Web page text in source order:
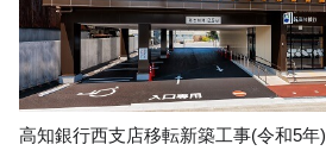
高知銀行西支店移転新築工事(令和5年)